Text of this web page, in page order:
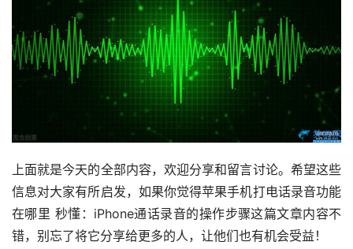
上面就是今天的全部内容，欢迎分享和留言讨论。希望这些
信息对大家有所启发，如果你觉得苹果手机打电话录音功能
在哪里 秒懂：iPhone通话录音的操作步骤这篇文章内容不
错，别忘了将它分享给更多的人，让他们也有机会受益！